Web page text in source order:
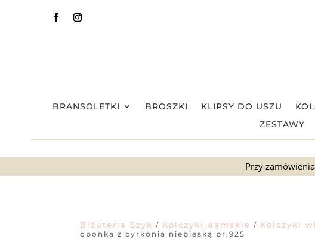
BRANSOLETKI BROSZKI KLIPSY DO USZU
ZESTAWY
Przy
Biżuteria Szyk / Kolczyki damskie / Kolczyki
oponka z cyrkonią niebieską pr.925